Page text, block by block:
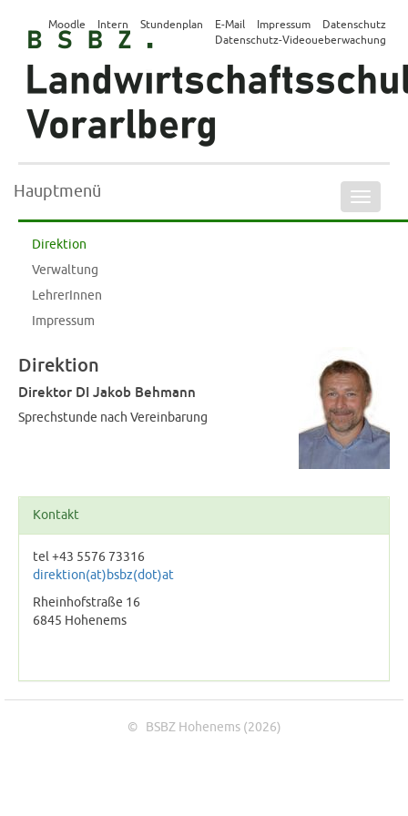
Moodle Intern Stundenplan E-Mail Impressum
Datenschutz
Datenschutz-Videoueberwachung
ein-/
Hauptmenü
Direktion
Verwaltung
LehrerInnen
Impressum
Direktion
Direktor DI Jakob Behmann
Sprechstunde nach Vereinbarung
Kontakt
tel +43 5576 73316
direktion(at)bsbz(dot)at
Rheinhofstraße 16
6845 Hohenems
© BSBZ Hohenems (2026)